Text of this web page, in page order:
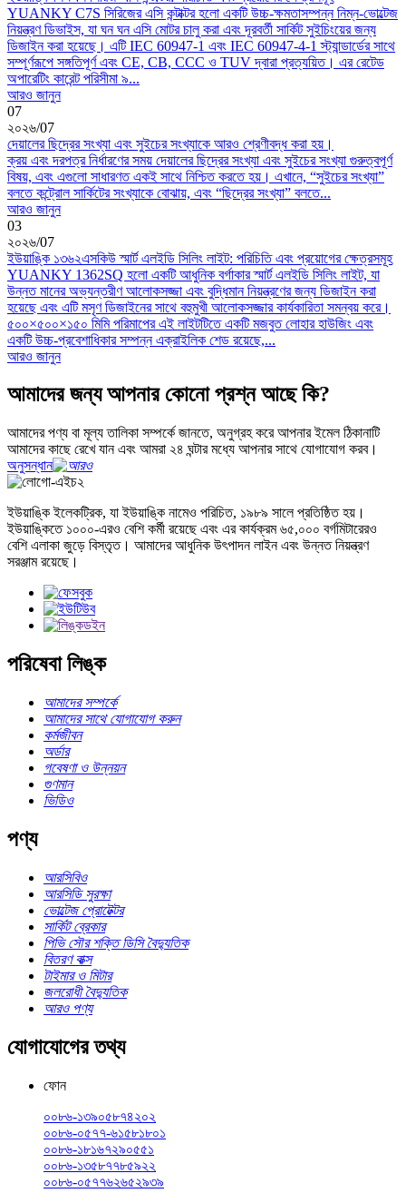
YUANKY C7S সিরিজের এসি কন্টাক্টর হলো একটি উচ্চ-ক্ষমতাসম্পন্ন নিম্ন-ভোল্টেজ
নিয়ন্ত্রণ ডিভাইস, যা ঘন ঘন এসি মোটর চালু করা এবং দূরবর্তী সার্কিট সুইচিংয়ের জন্য
ডিজাইন করা হয়েছে। এটি IEC 60947-1 এবং IEC 60947-4-1 স্ট্যান্ডার্ডের সাথে
সম্পূর্ণরূপে সঙ্গতিপূর্ণ এবং CE, CB, CCC ও TUV দ্বারা প্রত্যয়িত। এর রেটেড
অপারেটিং কারেন্ট পরিসীমা ৯...
আরও জানুন
07
২০২৬/07
দেয়ালের ছিদ্রের সংখ্যা এবং সুইচের সংখ্যাকে আরও শ্রেণীবদ্ধ করা হয়।
ক্রয় এবং দরপত্র নির্ধারণের সময় দেয়ালের ছিদ্রের সংখ্যা এবং সুইচের সংখ্যা গুরুত্বপূর্ণ
বিষয়, এবং এগুলো সাধারণত একই সাথে নিশ্চিত করতে হয়। এখানে, “সুইচের সংখ্যা”
বলতে কন্ট্রোল সার্কিটের সংখ্যাকে বোঝায়, এবং “ছিদ্রের সংখ্যা” বলতে...
আরও জানুন
03
২০২৬/07
ইউয়াঙ্কি ১৩৬২এসকিউ স্মার্ট এলইডি সিলিং লাইট: পরিচিতি এবং প্রয়োগের ক্ষেত্রসমূহ
YUANKY 1362SQ হলো একটি আধুনিক বর্গাকার স্মার্ট এলইডি সিলিং লাইট, যা
উন্নত মানের অভ্যন্তরীণ আলোকসজ্জা এবং বুদ্ধিমান নিয়ন্ত্রণের জন্য ডিজাইন করা
হয়েছে এবং এটি মসৃণ ডিজাইনের সাথে বহুমুখী আলোকসজ্জার কার্যকারিতা সমন্বয় করে।
৫০০×৫০০×১৫০ মিমি পরিমাপের এই লাইটটিতে একটি মজবুত লোহার হাউজিং এবং
একটি উচ্চ-প্রবেশাধিকার সম্পন্ন এক্রাইলিক শেড রয়েছে,...
আরও জানুন
আমাদের জন্য আপনার কোনো প্রশ্ন আছে কি?
আমাদের পণ্য বা মূল্য তালিকা সম্পর্কে জানতে, অনুগ্রহ করে আপনার ইমেল ঠিকানাটি
আমাদের কাছে রেখে যান এবং আমরা ২৪ ঘন্টার মধ্যে আপনার সাথে যোগাযোগ করব।
অনুসন্ধান
ইউয়াঙ্কি ইলেকট্রিক, যা ইউয়াঙ্কি নামেও পরিচিত, ১৯৮৯ সালে প্রতিষ্ঠিত হয়।
ইউয়াঙ্কিতে ১০০০-এরও বেশি কর্মী রয়েছে এবং এর কার্যক্রম ৬৫,০০০ বর্গমিটারেরও
বেশি এলাকা জুড়ে বিস্তৃত। আমাদের আধুনিক উৎপাদন লাইন এবং উন্নত নিয়ন্ত্রণ
সরঞ্জাম রয়েছে।
পরিষেবা লিঙ্ক
আমাদের সম্পর্কে
আমাদের সাথে যোগাযোগ করুন
কর্মজীবন
অর্ডার
গবেষণা ও উন্নয়ন
গুণমান
ভিডিও
পণ্য
আরসিবিও
আরসিডি সুরক্ষা
ভোল্টেজ প্রোটেক্টর
সার্কিট ব্রেকার
পিভি সৌর শক্তি ডিসি বৈদ্যুতিক
বিতরণ বাক্স
টাইমার ও মিটার
জলরোধী বৈদ্যুতিক
আরও পণ্য
যোগাযোগের তথ্য
ফোন
০০৮৬-১৩৯০৫৮৭৪২০২
০০৮৬-০৫৭৭-৬১৫৮১৮০১
০০৮৬-১৮১৬৭২৯০৫৫১
০০৮৬-১৩৫৮৭৭৮৫৯২২
০০৮৬-০৫৭৭৬২৬৫২৯৩৯